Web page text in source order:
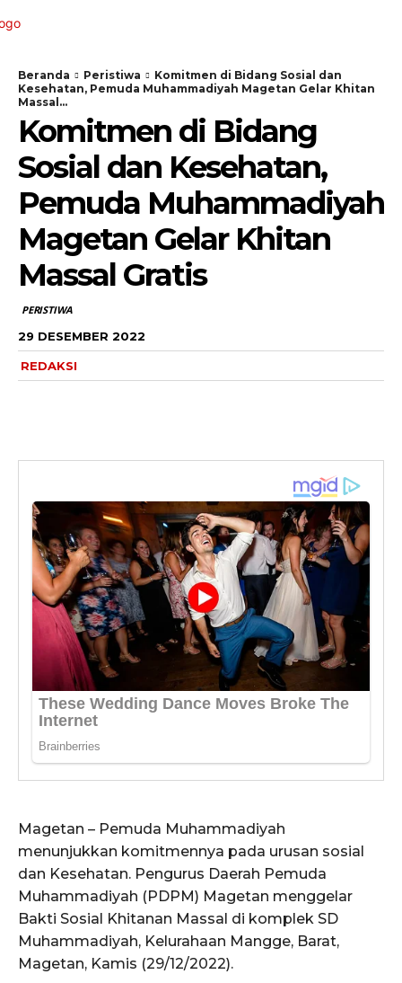
Beranda Peristiwa
Komitmen di Bidang Sosial dan
Kesehatan, Pemuda Muhammadiyah Magetan Gelar Khitan
Massal...
Komitmen di Bidang
Sosial dan Kesehatan,
Pemuda Muhammadiyah
Magetan Gelar Khitan
Massal Gratis
PERISTIWA
29 DESEMBER 2022
REDAKSI
Magetan – Pemuda Muhammadiyah
menunjukkan komitmennya pada urusan sosial
dan Kesehatan. Pengurus Daerah Pemuda
Muhammadiyah (PDPM) Magetan menggelar
Bakti Sosial Khitanan Massal di komplek SD
Muhammadiyah, Kelurahaan Mangge, Barat,
Magetan, Kamis (29/12/2022).